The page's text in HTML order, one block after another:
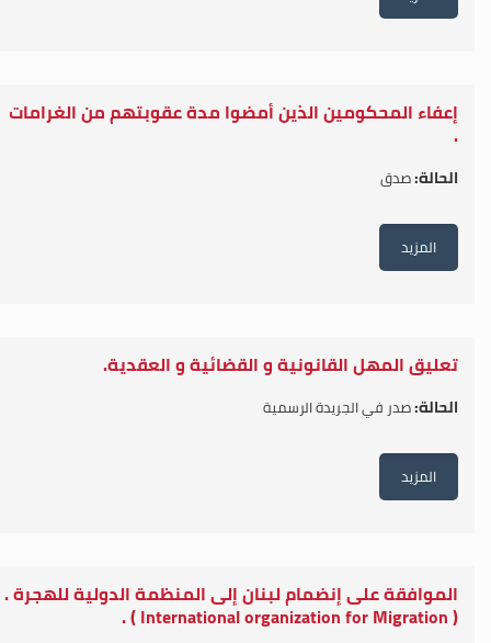
إعفاء المحكومين الذين أمضوا مدة عقوبتهم من الغرامات
.
الحالة:صدق
المزيد
تعليق المهل القانونية و القضائية و العقدية.
الحالة:صدر في الجريدة الرسمية
المزيد
الموافقة على إنضمام لبنان إلى المنظمة الدولية للهجرة .
( International organization for Migration ) .